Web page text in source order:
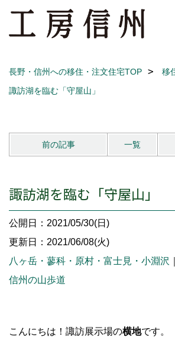
長野・信州への移住・注文住宅TOP
移
諏訪湖を臨む「守屋山」
前の記事 一覧
諏訪湖を臨む「守屋山」
公開日：2021/05/30(日)
更新日：2021/06/08(火)
八ヶ岳・蓼科・原村・富士見・小淵沢
信州の山歩道
こんにちは！諏訪展示場の横地です。